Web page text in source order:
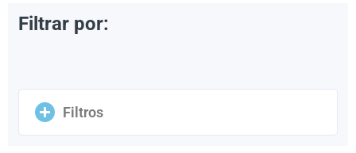
Filtrar por:
Filtros